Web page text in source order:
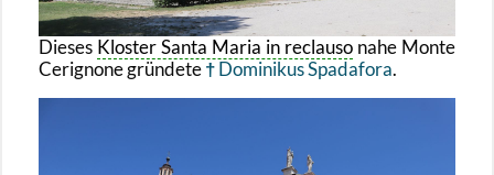
Die­ses Klos­ter Santa Maria in re­clau­so nahe Monte
Ce­ri­gno­ne grün­de­te
Do­mi­ni­kus Spa­d­a­fo­ra.